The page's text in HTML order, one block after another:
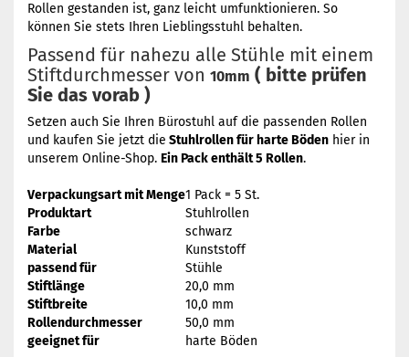
Rollen gestanden ist, ganz leicht umfunktionieren. So
können Sie stets Ihren Lieblingsstuhl behalten.
Passend für nahezu alle Stühle mit einem
Stiftdurchmesser von 10mm ( bitte prüfen
Sie das vorab )
Setzen auch Sie Ihren Bürostuhl auf die passenden Rollen
und kaufen Sie jetzt die Stuhlrollen für harte Böden hier in
unserem Online-Shop. Ein Pack enthält 5 Rollen.
Verpackungsart mit Menge1 Pack = 5 St.
Produktart
Stuhlrollen
Farbe
schwarz
Material
Kunststoff
passend für
Stühle
Stiftlänge
20,0 mm
Stiftbreite
10,0 mm
Rollendurchmesser
50,0 mm
geeignet für
harte Böden